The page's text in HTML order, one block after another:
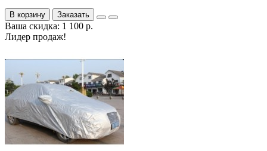
В корзину Заказать
Ваша скидка: 1 100 р.
Лидер продаж!